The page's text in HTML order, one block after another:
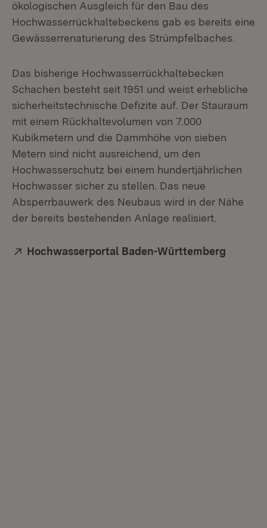
ökologischen Ausgleich für den Bau des
Hochwasserrückhalte­beckens gab es bereits eine
Gewässerrenaturierung des Strümpfelbaches.
Das bisherige Hochwasserrückhaltebecken
Schachen besteht seit 1951 und weist erhebliche
sicherheitstechnische Defizite auf. Der Stauraum
mit einem Rückhaltevolumen von 7.000
Kubikmetern und die Dammhöhe von sieben
Metern sind nicht ausreichend, um den
Hochwasserschutz bei einem hundert­jährlichen
Hochwasser sicher zu stellen. Das neue
Absperrbauwerk des Neu­baus wird in der Nähe
der bereits bestehenden Anlage realisiert.
Extern:
Hochwasserportal Baden-Württemberg